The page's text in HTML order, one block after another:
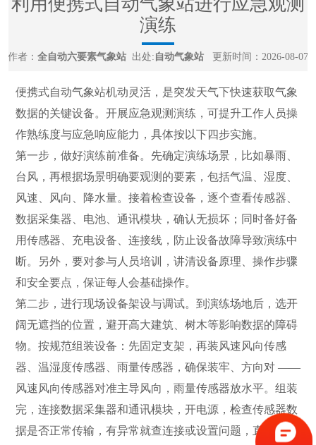
演练​
作者： 全自动六要素气象站 出处: 自动气象站 更新时间：2026-08-07
便携式自动气象站机动灵活，是突发天气下快速获取气象
数据的关键设备。开展应急观测演练，可提升工作人员操
作熟练度与应急响应能力，具体按以下四步实施。
第一步，做好演练前准备。先确定演练场景，比如暴雨、
台风，再根据场景明确要观测的要素，包括气温、湿度、
风速、风向、降水量。接着检查设备，逐个查看传感器、
数据采集器、电池、通讯模块，确认无损坏；同时备好备
用传感器、充电设备、连接线，防止设备故障导致演练中
断。另外，要对参与人员培训，讲清设备原理、操作步骤
和安全要点，保证每人会基础操作。
第二步，进行现场设备架设与调试。到演练场地后，选开
阔无遮挡的位置，避开高大建筑、树木等影响数据的障碍
物。按规范组装设备：先固定支架，再装风速风向传感
器、温湿度传感器、雨量传感器，确保装牢、方向对——
风速风向传感器对准主导风向，雨量传感器放水平。组装
完，连接数据采集器和通讯模块，开电源，检查传感器数
据是否正常传输，有异常就查连接或设置问题，直到数据